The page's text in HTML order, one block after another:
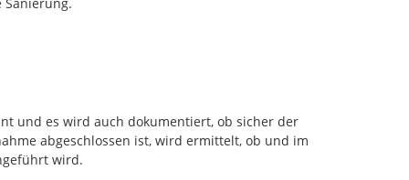
und es wird auch dokumentiert, ob sicher der
abgeschlossen ist, wird ermittelt, ob und im
wird.